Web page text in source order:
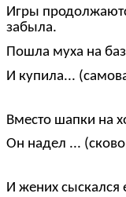
Игры
забыла.
Пошла муха на
И купила...
Вместо шапки на
Он надел ...
И жених сыскался